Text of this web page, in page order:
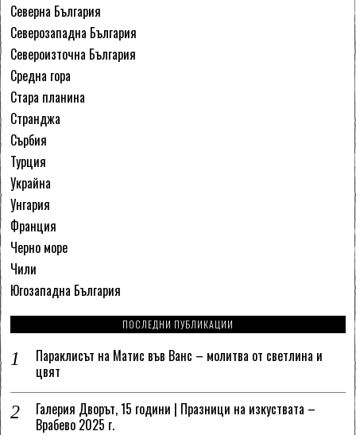
Северна България
Северозападна България
Североизточна България
Средна гора
Стара планина
Странджа
Сърбия
Турция
Украйна
Унгария
Франция
Черно море
Чили
Югозападна България
ПОСЛЕДНИ ПУБЛИКАЦИИ
Параклисът на Матис във Ванс – молитва от светлина и
цвят
Галерия Дворът, 15 години | Празници на изкуствата –
Врабево 2025 г.